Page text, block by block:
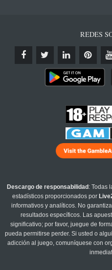
REDES
Descargo de responsabilidad : Todas
estadísticos proporcionados por
informativos y analíticos. No
resultados específicos. Las
significativo; por favor, juegue de
pueda permitirse perder. Si usted o
adicción al juego, comuníquese con